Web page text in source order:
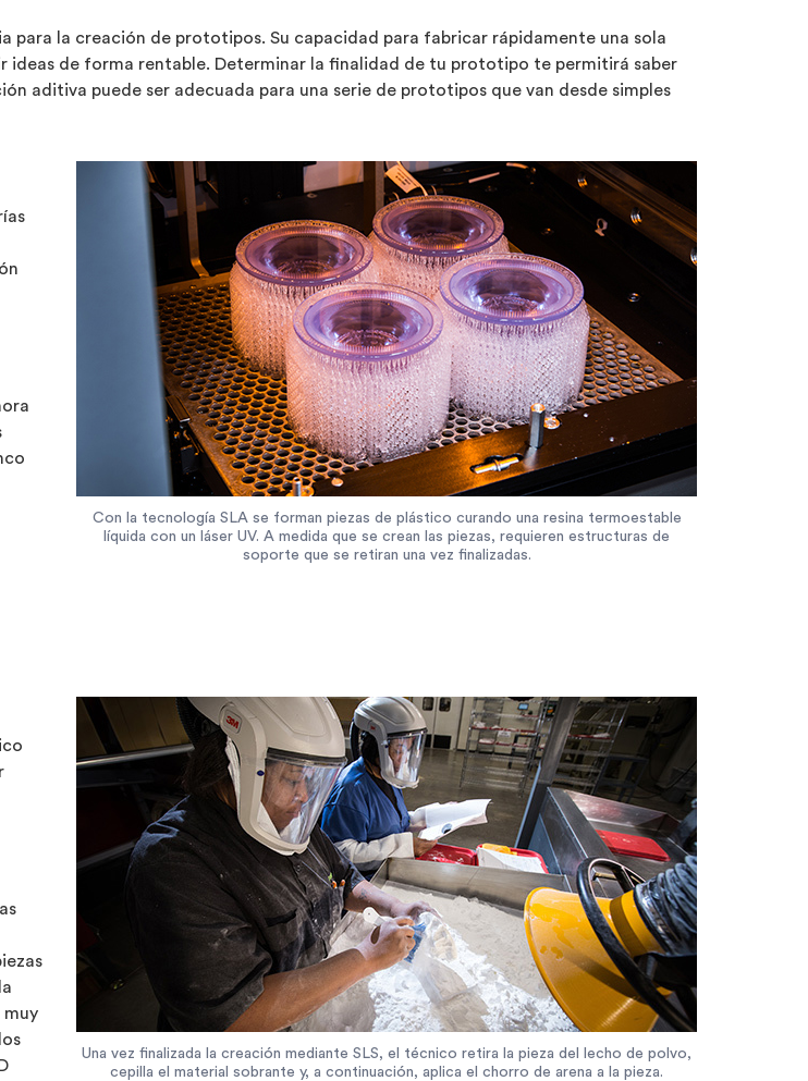
para la creación de prototipos. Su capacidad para fabricar rápidamente una sola
ideas de forma rentable. Determinar la finalidad de tu prototipo te permitirá saber
aditiva puede ser adecuada para una serie de prototipos que van desde simples
Con la tecnología SLA se forman piezas de plástico curando una resina termoestable
líquida con un láser UV. A medida que se crean las piezas, requieren estructuras de
soporte que se retiran una vez finalizadas.
Una vez finalizada la creación mediante SLS, el técnico retira la pieza del lecho de polvo,
cepilla el material sobrante y, a continuación, aplica el chorro de arena a la pieza.
muy